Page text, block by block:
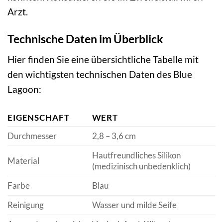
Arzt.
Technische Daten im Überblick
Hier finden Sie eine übersichtliche Tabelle mit
den wichtigsten technischen Daten des Blue
Lagoon:
EIGENSCHAFT
WERT
Durchmesser
2,8 – 3,6 cm
Material
Hautfreundliches Silikon
(medizinisch unbedenklich)
Farbe
Blau
Reinigung
Wasser und milde Seife